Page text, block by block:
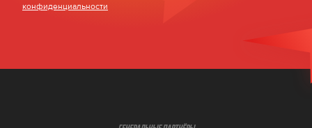
конфиденциальности